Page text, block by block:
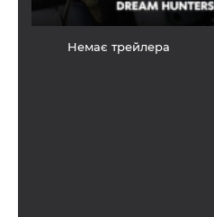
Немає трейлера